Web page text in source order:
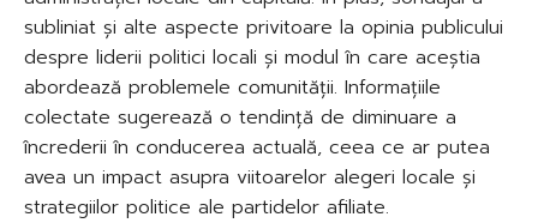
subliniat și alte aspecte privitoare la opinia publicului
despre liderii politici locali și modul în care aceștia
abordează problemele comunității. Informațiile
colectate sugerează o tendință de diminuare a
încrederii în conducerea actuală, ceea ce ar putea
avea un impact asupra viitoarelor alegeri locale și
strategiilor politice ale partidelor afiliate.